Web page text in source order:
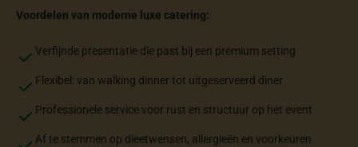
Voordelen van moderne luxe catering:
Verfijnde presentatie die past bij een premium setting
Flexibel: van walking dinner tot uitgeserveerd diner
Professionele service voor rust en structuur op het event
Af te stemmen op dieetwensen, allergieën en voorkeuren